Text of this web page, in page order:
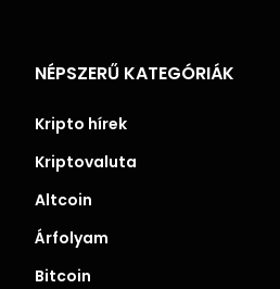
NÉPSZERŰ KATEGÓRIÁK
Kripto hírek
Kriptovaluta
Altcoin
Árfolyam
Bitcoin